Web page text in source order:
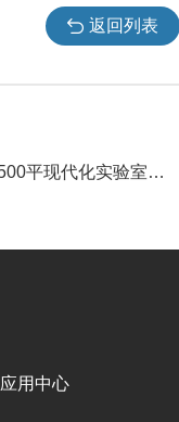
返回列表
福英达乔迁新址，1500平现代化实验室重磅亮相！-深圳福英达
应用中心